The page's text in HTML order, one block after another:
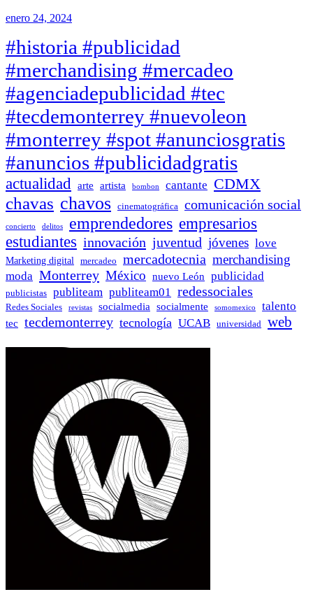
enero 24, 2024
#historia #publicidad
#merchandising #mercadeo
#agenciadepublicidad #tec
#tecdemonterrey #nuevoleon
#monterrey #spot #anunciosgratis
#anuncios #publicidadgratis
actualidad arte artista bombon cantante CDMX
chavas chavos cinematográfica comunicación social
concierto delitos emprendedores empresarios
estudiantes innovación juventud jóvenes love
Marketing digital mercadeo mercadotecnia merchandising
moda Monterrey México nuevo León publicidad
publicistas publiteam publiteam01 redessociales
Redes Sociales revistas socialmedia socialmente somomexico talento
tec tecdemonterrey tecnología UCAB universidad web